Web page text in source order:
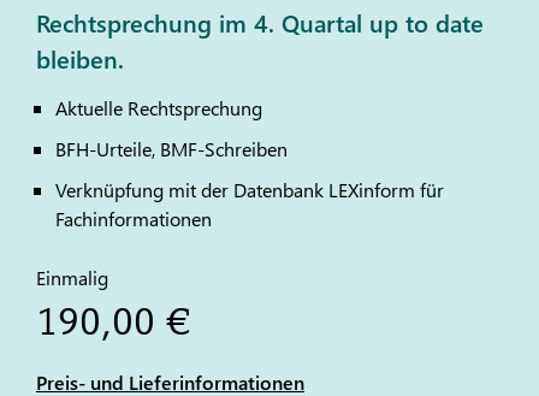
Rechtsprechung im 4. Quartal up to date
bleiben.
Aktuelle Rechtsprechung
BFH-Urteile, BMF-Schreiben
Verknüpfung mit der Datenbank LEXinform für
Fachinformationen
Einmalig
190,00 €
Preis- und Lieferinformationen